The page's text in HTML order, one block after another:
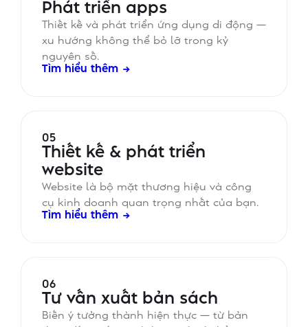
Phát triển apps
Thiết kế và phát triển ứng dụng di động —
xu hướng không thể bỏ lỡ trong kỷ
nguyên số.
Tìm hiểu thêm →
05
Thiết kế & phát triển
website
Website là bộ mặt thương hiệu và công
cụ kinh doanh quan trọng nhất của bạn.
Tìm hiểu thêm →
06
Tư vấn xuất bản sách
Biến ý tưởng thành hiện thực — từ bản